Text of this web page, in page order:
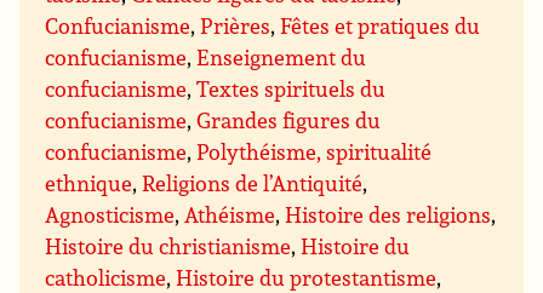
Confucianisme,Prières,Fêtes et pratiques du
confucianisme,Enseignement du
confucianisme,Textes spirituels du
confucianisme,Grandes figures du
confucianisme,Polythéisme, spiritualité
ethnique,Religions de l’Antiquité,
Agnosticisme, Athéisme,Histoire des religions,
Histoire du christianisme,Histoire du
catholicisme,Histoire du protestantisme,